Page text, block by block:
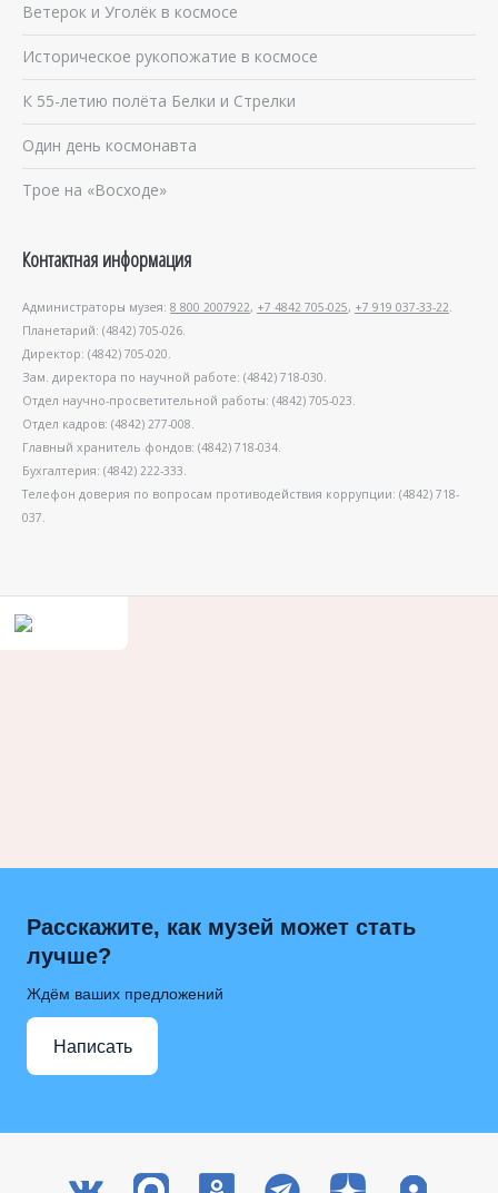
Ветерок и Уголёк в космосе
Историческое рукопожатие в космосе
К 55-летию полёта Белки и Стрелки
Один день космонавта
Трое на «Восходе»
Контактная информация
Администраторы музея: 8 800 2007922, +7 4842 705-025, +7 919 037-33-22.
Планетарий: (4842) 705-026.
Директор: (4842) 705-020.
Зам. директора по научной работе: (4842) 718-030.
Отдел научно-просветительной работы: (4842) 705-023.
Отдел кадров: (4842) 277-008.
Главный хранитель фондов: (4842) 718-034.
Бухгалтерия: (4842) 222-333.
Телефон доверия по вопросам противодействия коррупции: (4842) 718-
037.
Расскажите, как музей может стать
лучше?
Ждём ваших предложений
Написать